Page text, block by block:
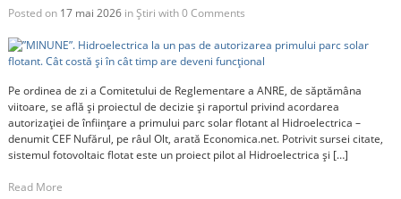
Posted on 17 mai 2026inȘtiri with0 Comments
Pe ordinea de zi a Comitetului de Reglementare a ANRE, de săptămâna
viitoare, se află și proiectul de decizie și raportul privind acordarea
autorizației de înființare a primului parc solar flotant al Hidroelectrica –
denumit CEF Nufărul, pe râul Olt, arată Economica.net. Potrivit sursei citate,
sistemul fotovoltaic flotat este un proiect pilot al Hidroelectrica și […]
Read More